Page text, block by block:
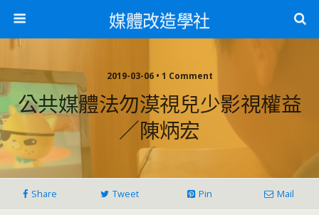
媒體改造學社
2019-03-06 • 1 Comment
公共媒體法勿漠視兒少影視權益
／陳炳宏
Share Tweet Pin Mail